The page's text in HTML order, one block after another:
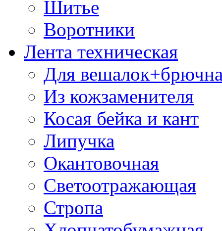
Шитье
Воротники
Лента техническая
Для
Из кожзаменителя
Косая бейка и кант
Липучка
Окантовочная
Светоотражающая
Стропа